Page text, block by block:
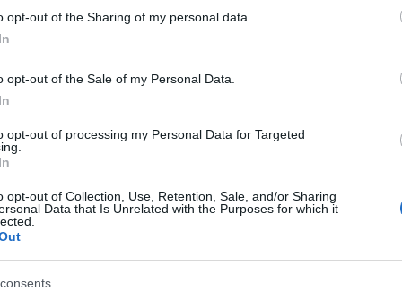
opt-out of the Sharing of my personal data.
opt-out of the Sale of my Personal Data.
opt-out of processing my Personal Data for Targeted
opt-out of Collection, Use, Retention, Sale, and/or Sharing
Data that Is Unrelated with the Purposes for which it